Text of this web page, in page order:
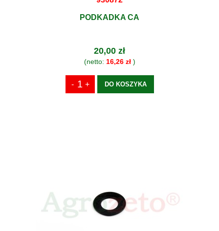
PODKADKA CA
20,00 zł
(netto: 16,26 zł)
DO KOSZYKA